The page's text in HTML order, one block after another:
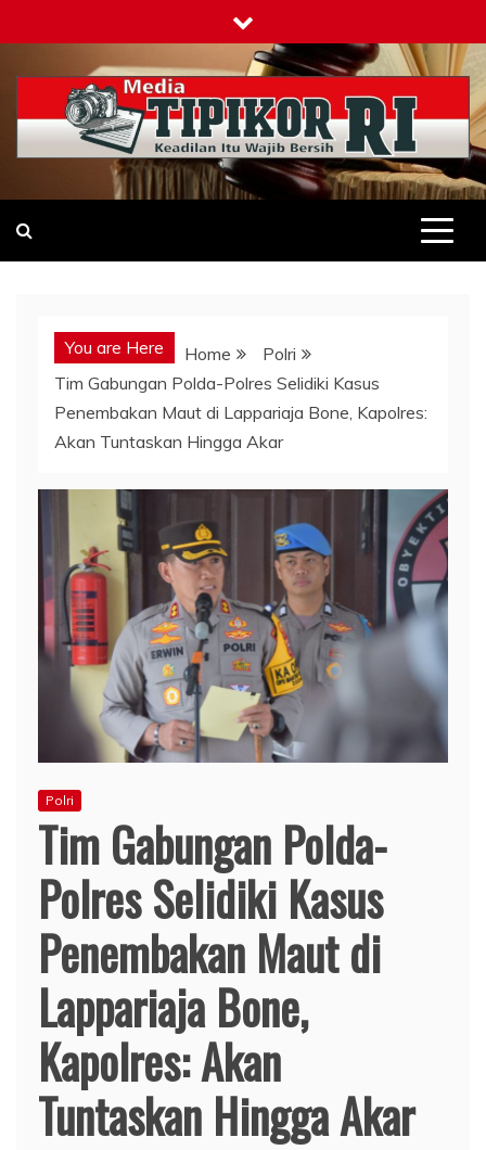
to
content
Tipikor-ri-online.my.id
Keadilan Itu Wajib Bersih
You are Here Home
Polri
Tim Gabungan Polda-Polres Selidiki Kasus
Penembakan Maut di Lappariaja Bone, Kapolres:
Akan Tuntaskan Hingga Akar
Polri
Tim Gabungan Polda-
Polres Selidiki Kasus
Penembakan Maut di
Lappariaja Bone,
Kapolres: Akan
Tuntaskan Hingga Akar